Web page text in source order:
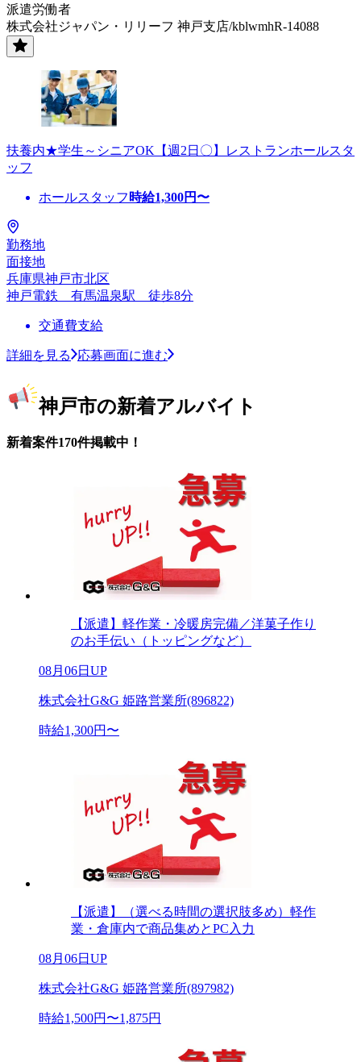
派遣労働者
株式会社ジャパン・リリーフ 神戸支店/kblwmhR-14088
扶養内★学生～シニアOK【週2日〇】レストランホールスタ
ッフ
ホールスタッフ 時給1,300円〜
勤務地
面接地
兵庫県神戸市北区
神戸電鉄 有馬温泉駅 徒歩8分
交通費支給
詳細を見る 応募画面に進む
神戸市の新着アルバイト
新着案件170件掲載中！
【派遣】軽作業・冷暖房完備／洋菓子作り
のお手伝い（トッピングなど）
08月06日UP
株式会社G&G 姫路営業所(896822)
時給1,300円〜
【派遣】（選べる時間の選択肢多め）軽作
業・倉庫内で商品集めとPC入力
08月06日UP
株式会社G&G 姫路営業所(897982)
時給1,500円〜1,875円